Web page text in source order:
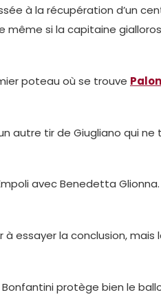
à la récupération d’un
même si la capitaine
poteau où se trouve
autre tir de Giugliano qui
avec Benedetta
à essayer la conclusion,
protège bien le